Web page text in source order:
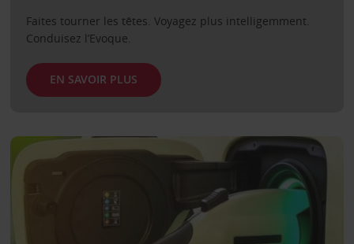
Faites tourner les têtes. Voyagez plus intelligemment.
Conduisez l’Evoque.
EN SAVOIR PLUS